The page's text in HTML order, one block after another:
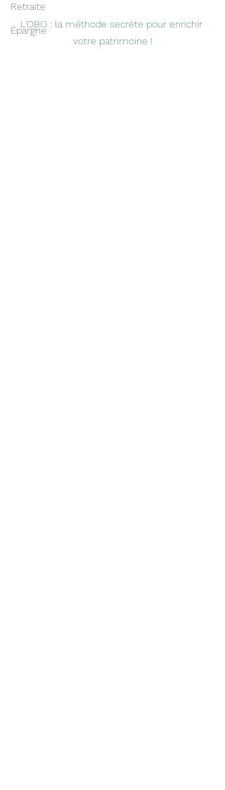
Retraite
Épargne
L'OBO : la méthode secrète pour enrichir
votre patrimoine !